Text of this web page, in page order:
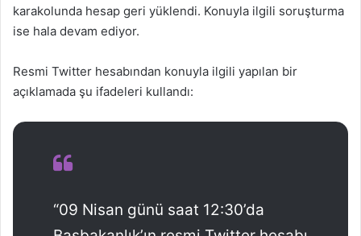
karakolunda hesap geri yüklendi. Konuyla ilgili soruşturma
ise hala devam ediyor.
Resmi Twitter hesabından konuyla ilgili yapılan bir
açıklamada şu ifadeleri kullandı:
“09 Nisan günü saat 12:30’da